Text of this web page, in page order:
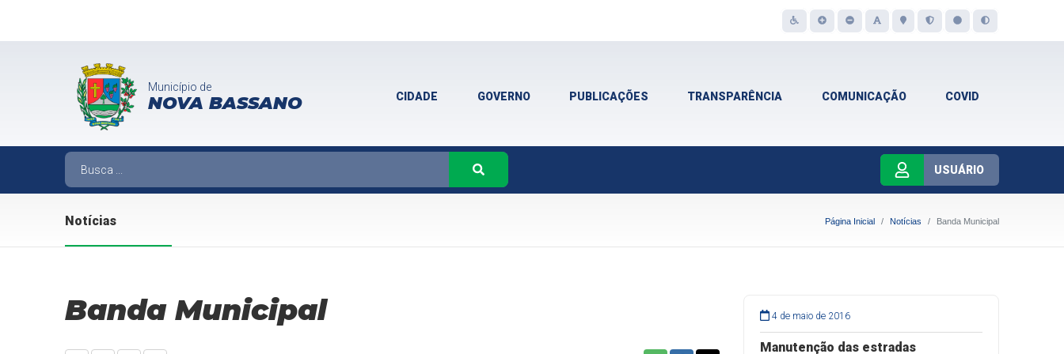
Município de
NOVA BASSANO CIDADE GOVERNO PUBLICAÇÕES TRANSPARÊNCIA COMUNICAÇÃO COVID
USUÁRIO
Notícias Página Inicial Notícias Banda Municipal
Banda Municipal 4 de maio de 2016
Manutenção das estradas